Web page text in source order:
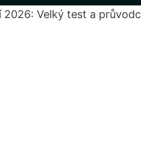
2026: Velký test a